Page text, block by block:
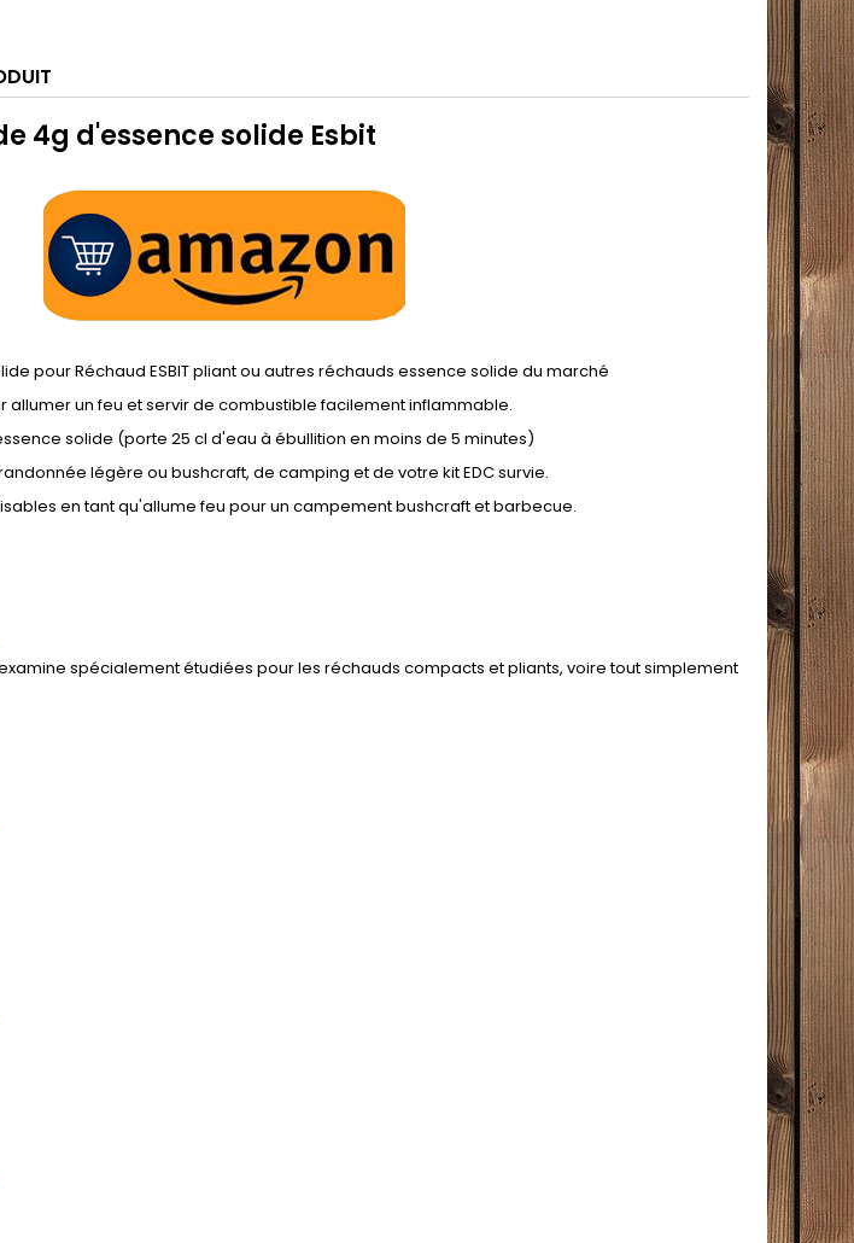
4g d'essence solide Esbit
pour Réchaud ESBIT pliant ou autres réchauds essence solide du marché
un feu et servir de combustible facilement inflammable.
solide (porte 25 cl d'eau à ébullition en moins de 5 minutes)
légère ou bushcraft, de camping et de votre kit EDC survie.
en tant qu'allume feu pour un campement bushcraft et barbecue.
spécialement étudiées pour les réchauds compacts et pliants, voire tout simplement